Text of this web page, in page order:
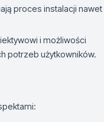
proces instalacji nawet
i możliwości
potrzeb użytkowników.